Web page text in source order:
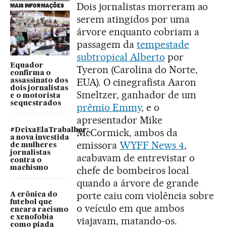
MAIS INFORMAÇÕES
Equador
confirma o
assassinato dos
dois jornalistas
e o motorista
sequestrados
#DeixaElaTrabalhar:
a nova investida
de mulheres
jornalistas
contra o
machismo
A crônica do
futebol que
encara racismo
e xenofobia
como piada
Dois jornalistas morreram ao
serem atingidos por uma
árvore enquanto cobriam a
passagem da tempestade
subtropical Alberto por
Tyeron (Carolina do Norte,
EUA). O cinegrafista Aaron
Smeltzer, ganhador de um
prêmio Emmy, e o
apresentador Mike
McCormick, ambos da
emissora WYFF News 4,
acabavam de entrevistar o
chefe de bombeiros local
quando a árvore de grande
porte caiu com violência sobre
o veículo em que ambos
viajavam, matando-os.